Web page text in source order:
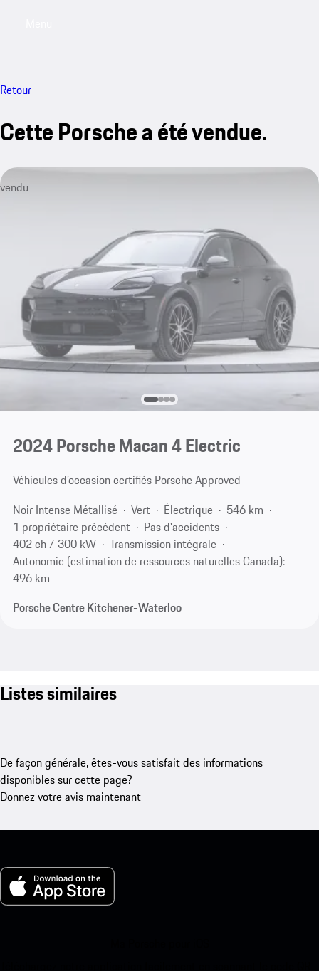
Retour
Cette Porsche a été vendue.
vendu
2024 Porsche Macan 4 Electric
Véhicules d’occasion certifiés Porsche Approved
Noir Intense Métallisé
Vert Électrique
546 km
1 propriétaire précédent
Pas d'accidents
402 ch / 300 kW
Transmission intégrale
Autonomie (estimation de ressources naturelles Canada):
496 km
Porsche Centre Kitchener-Waterloo
Listes similaires
De façon générale, êtes-vous satisfait des informations
disponibles sur cette page?
Donnez votre avis maintenant